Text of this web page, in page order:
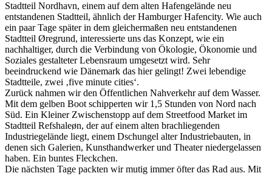
Stadtteil Nordhavn, einem auf dem alten Hafengelände neu
entstandenen Stadtteil, ähnlich der Hamburger Hafencity. Wie auch
ein paar Tage später in dem gleichermaßen neu entstandenen
Stadtteil Øregrund, interessierte uns das Konzept, wie ein
nachhaltiger, durch die Verbindung von Ökologie, Ökonomie und
Soziales gestalteter Lebensraum umgesetzt wird. Sehr
beeindruckend wie Dänemark das hier gelingt! Zwei lebendige
Stadtteile, zwei ‚five minute cities‘.
Zurück nahmen wir den Öffentlichen Nahverkehr auf dem Wasser.
Mit dem gelben Boot schipperten wir 1,5 Stunden von Nord nach
Süd. Ein Kleiner Zwischenstopp auf dem Streetfood Market im
Stadtteil Refshaleøn, der auf einem alten brachliegenden
Industriegelände liegt, einem Dschungel alter Industriebauten, in
denen sich Galerien, Kunsthandwerker und Theater niedergelassen
haben. Ein buntes Fleckchen.
Die nächsten Tage packten wir mutig immer öfter das Rad aus. Mit